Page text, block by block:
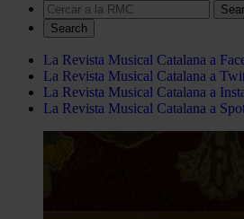
Search
La Revista Musical Catalana a
La Revista Musical Catalana a
La Revista Musical Catalana a
La Revista Musical Catalana a